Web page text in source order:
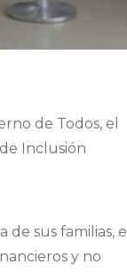
de Todos, el
Inclusión
sus familias, el
y no